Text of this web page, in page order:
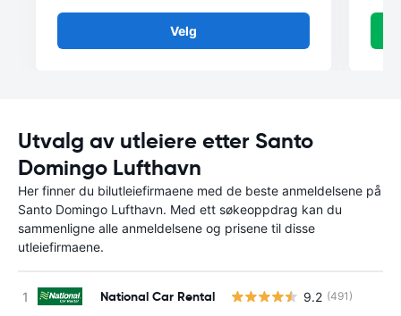
Velg
Utvalg av utleiere etter Santo
Domingo Lufthavn
Her finner du bilutleiefirmaene med de beste anmeldelsene på
Santo Domingo Lufthavn. Med ett søkeoppdrag kan du
sammenligne alle anmeldelsene og prisene til disse
utleiefirmaene.
National Car Rental 9.2 (491)